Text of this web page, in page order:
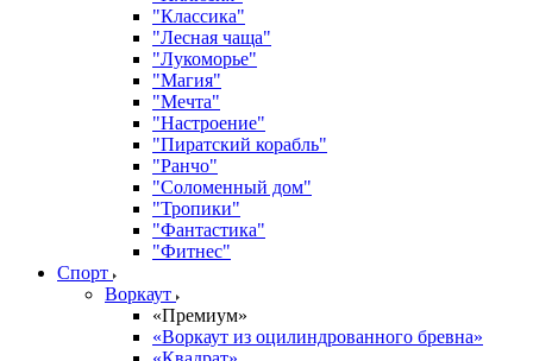
"Классика"
"Лесная чаща"
"Лукоморье"
"Магия"
"Мечта"
"Настроение"
"Пиратский корабль"
"Ранчо"
"Соломенный дом"
"Тропики"
"Фантастика"
"Фитнес"
Спорт
Воркаут
«Премиум»
«Воркаут из оцилиндрованного бревна»